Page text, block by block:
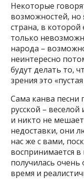
Некоторые
возможностей, но
страна, в
только
народа –
неинтересно
будут делать то,
зрения это
Сама канва песни
русской –
и никто не
недоставки, они
нас же с вами,
воспринимается
получилась
время и